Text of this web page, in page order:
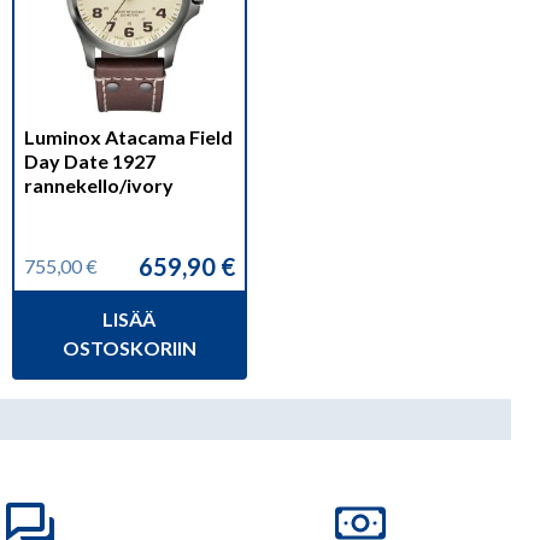
Luminox Atacama Field
Day Date 1927
rannekello/ivory
755,00€
Alkuperäinen
755,00 €.
659,90 €
Nykyinen
659,90 €.
LISÄÄ
OSTOSKORIIN